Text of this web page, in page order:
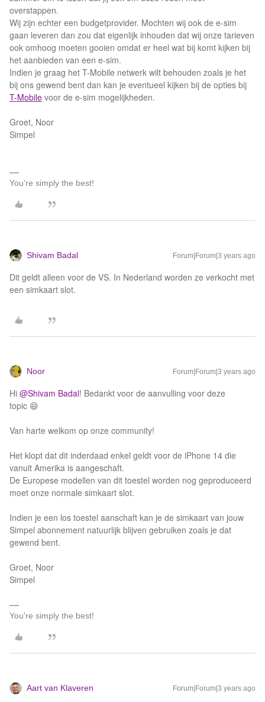
overstappen.
Wij zijn echter een budgetprovider. Mochten wij ook de e-sim
gaan leveren dan zou dat eigenlijk inhouden dat wij onze tarieven
ook omhoog moeten gooien omdat er heel wat bij komt kijken bij
het aanbieden van een e-sim.
Indien je graag het T-Mobile netwerk wilt behouden zoals je het
bij ons gewend bent dan kan je eventueel kijken bij de opties bij
T-Mobile voor de e-sim mogelijkheden.
Groet, Noor
Simpel
You're simply the best!
Shivam Badal Forum|Forum|3 years ago
Dit geldt alleen voor de VS. In Nederland worden ze verkocht met
een simkaart slot.
Noor Forum|Forum|3 years ago
Hi @Shivam Badal! Bedankt voor de aanvulling voor deze
topic 😄
Van harte welkom op onze community!
Het klopt dat dit inderdaad enkel geldt voor de iPhone 14 die
vanuit Amerika is aangeschaft.
De Europese modellen van dit toestel worden nog geproduceerd
moet onze normale simkaart slot.
Indien je een los toestel aanschaft kan je de simkaart van jouw
Simpel abonnement natuurlijk blijven gebruiken zoals je dat
gewend bent.
Groet, Noor
Simpel
You're simply the best!
Aart van Klaveren Forum|Forum|3 years ago